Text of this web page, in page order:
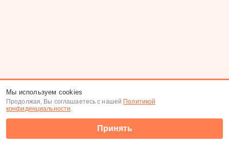
Мы используем cookies
Продолжая, Вы соглашаетесь с нашей Политикой
конфиденциальности.
Принять